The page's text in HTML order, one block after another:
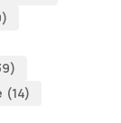
(14)